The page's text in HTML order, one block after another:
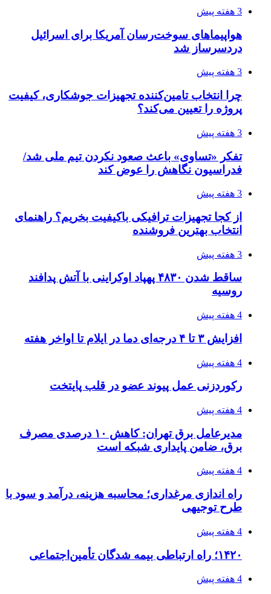
4 هفته پیش
رکوردزنی عمل پیوند عضو در قلب پایتخت
4 هفته پیش
برق، ضامن پایداری شبکه است
4 هفته پیش
راه اندازی مرغداری؛ محاسبه هزینه، درآمد و سود با
طرح توجیهی
4 هفته پیش
۱۴۲۰؛ راه ارتباطی بیمه شدگان تأمین‌اجتماعی
4 هفته پیش
احتمال بازگشت نرخ حمل دریایی به قبل از جنگ
طی ۲ تا ۳ ماه آینده
۱۴۰۵/۰۴/۱۵
شکست شاگردان قهرمانی مقابل چین تایپه/ تلاش
برای عنوان یازدهمی
۱۴۰۵/۰۴/۱۵
۱۴۰۵/۰۴/۱۴
راهنمای جامع خرید تجهیزات اندازه گیری؛ چطور
۱۴۰۵/۰۴/۱۴
مراسم سوگواری امام شهید در کوهرنگ
۱۴۰۵/۰۴/۱۳
دندانپزشکی تحت بیهوشی در شرق تهران